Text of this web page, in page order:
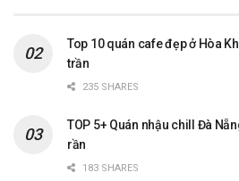
Top 10 quán cafe đẹp ở Hòa
trần
235 SHARES
TOP 5+ Quán nhậu chill Đà
rần
183 SHARES